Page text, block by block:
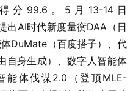
分99.6。5月13-14日
出AI时代新度量衡DAA（日
DuMate（百度搭子）、代
自身生成）、数字人智能体
能体伐谋2.0（登顶MLE-